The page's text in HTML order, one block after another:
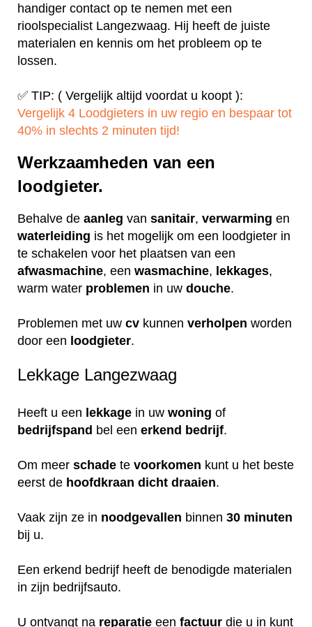
handiger contact op te nemen met een
rioolspecialist Langezwaag. Hij heeft de juiste
materialen en kennis om het probleem op te
lossen.
✅ TIP: ( Vergelijk altijd voordat u koopt ):
Vergelijk 4 Loodgieters in uw regio en bespaar tot
40% in slechts 2 minuten tijd!
Werkzaamheden van een
loodgieter.
Behalve de aanleg van sanitair, verwarming en
waterleiding is het mogelijk om een loodgieter in
te schakelen voor het plaatsen van een
afwasmachine, een wasmachine, lekkages,
warm water problemen in uw douche.
Problemen met uw cv kunnen verholpen worden
door een loodgieter.
Lekkage Langezwaag
Heeft u een lekkage in uw woning of
bedrijfspand bel een erkend bedrijf.
Om meer schade te voorkomen kunt u het beste
eerst de hoofdkraan dicht draaien.
Vaak zijn ze in noodgevallen binnen 30 minuten
bij u.
Een erkend bedrijf heeft de benodigde materialen
in zijn bedrijfsauto.
U ontvangt na reparatie een factuur die u in kunt